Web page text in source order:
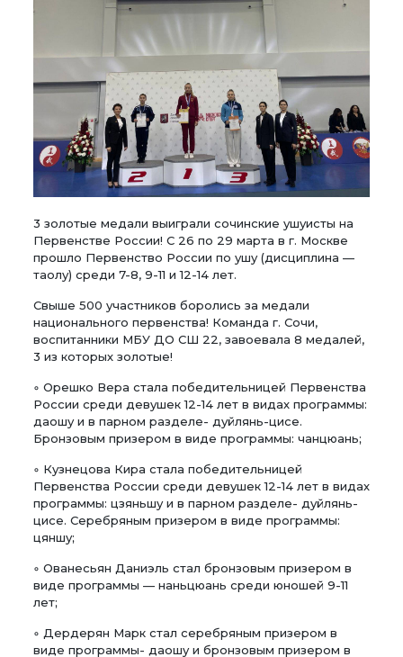
3 золотые медали выиграли сочинские ушуисты на
Первенстве России! С 26 по 29 марта в г. Москве
прошло Первенство России по ушу (дисциплина —
таолу) среди 7-8, 9-11 и 12-14 лет.
Свыше 500 участников боролись за медали
национального первенства! Команда г. Сочи,
воспитанники МБУ ДО СШ 22, завоевала 8 медалей,
3 из которых золотые!
◦ Орешко Вера стала победительницей Первенства
России среди девушек 12-14 лет в видах программы:
даошу и в парном разделе- дуйлянь-цисе.
Бронзовым призером в виде программы: чанцюань;
◦ Кузнецова Кира стала победительницей
Первенства России среди девушек 12-14 лет в видах
программы: цзяньшу и в парном разделе- дуйлянь-
цисе. Серебряным призером в виде программы:
цяншу;
◦ Ованесьян Даниэль стал бронзовым призером в
виде программы — наньцюань среди юношей 9-11
лет;
◦ Дердерян Марк стал серебряным призером в
виде программы- даошу и бронзовым призером в